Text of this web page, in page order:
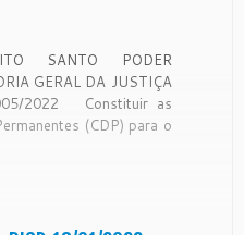
SANTO PODER
GERAL DA JUSTIÇA
005/2022 Constituir as
(CDP) para o